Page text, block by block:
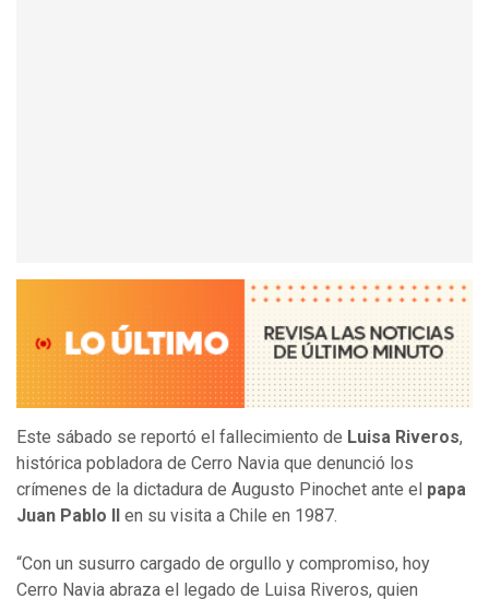
Este sábado se reportó el fallecimiento de Luisa Riveros,
histórica pobladora de Cerro Navia que denunció los
crímenes de la dictadura de Augusto Pinochet ante el papa
Juan Pablo II
en su visita a Chile en 1987.
“Con un susurro cargado de orgullo y compromiso, hoy
Cerro Navia abraza el legado de Luisa Riveros, quien